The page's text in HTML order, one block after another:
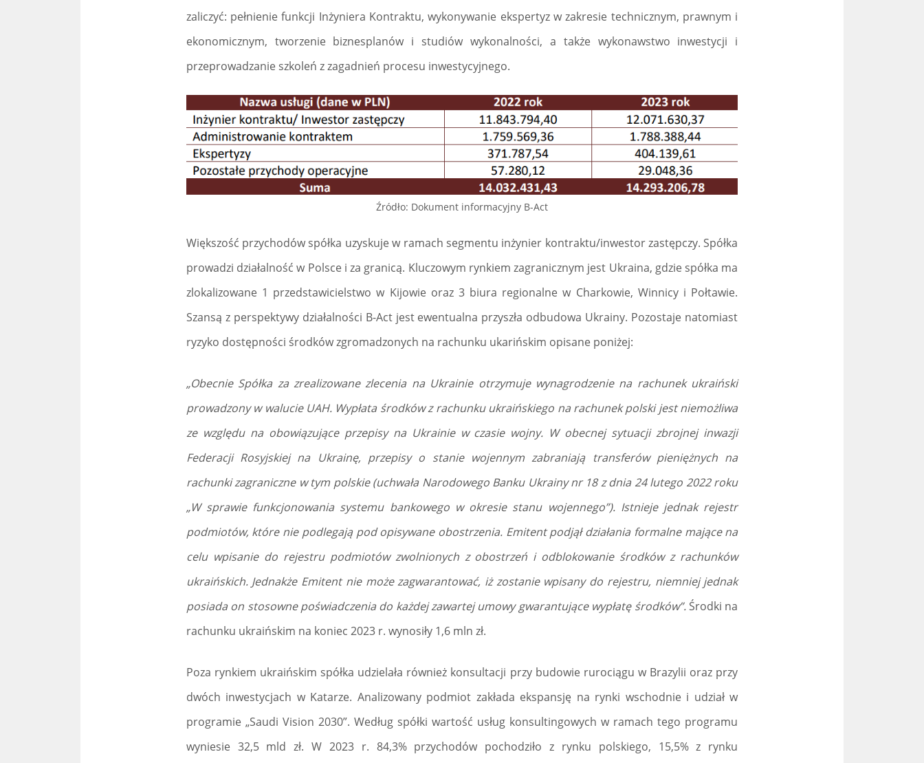
zaliczyć: pełnienie funkcji Inżyniera Kontraktu, wykonywanie ekspertyz w zakresie technicznym, prawnym i
ekonomicznym, tworzenie biznesplanów i studiów wykonalności, a także wykonawstwo inwestycji i
przeprowadzanie szkoleń z zagadnień procesu inwestycyjnego.
Źródło: Dokument informacyjny B-Act
Większość przychodów spółka uzyskuje w ramach segmentu inżynier kontraktu/inwestor zastępczy. Spółka
prowadzi działalność w Polsce i za granicą. Kluczowym rynkiem zagranicznym jest Ukraina, gdzie spółka ma
zlokalizowane 1 przedstawicielstwo w Kijowie oraz 3 biura regionalne w Charkowie, Winnicy i Połtawie.
Szansą z perspektywy działalności B-Act jest ewentualna przyszła odbudowa Ukrainy. Pozostaje natomiast
ryzyko dostępności środków zgromadzonych na rachunku ukarińskim opisane poniżej:
„Obecnie Spółka za zrealizowane zlecenia na Ukrainie otrzymuje wynagrodzenie na rachunek ukraiński
prowadzony w walucie UAH. Wypłata środków z rachunku ukraińskiego na rachunek polski jest niemożliwa
ze względu na obowiązujące przepisy na Ukrainie w czasie wojny. W obecnej sytuacji zbrojnej inwazji
Federacji Rosyjskiej na Ukrainę, przepisy o stanie wojennym zabraniają transferów pieniężnych na
rachunki zagraniczne w tym polskie (uchwała Narodowego Banku Ukrainy nr 18 z dnia 24 lutego 2022 roku
„W sprawie funkcjonowania systemu bankowego w okresie stanu wojennego”). Istnieje jednak rejestr
podmiotów, które nie podlegają pod opisywane obostrzenia. Emitent podjął działania formalne mające na
celu wpisanie do rejestru podmiotów zwolnionych z obostrzeń i odblokowanie środków z rachunków
ukraińskich. Jednakże Emitent nie może zagwarantować, iż zostanie wpisany do rejestru, niemniej jednak
posiada on stosowne poświadczenia do każdej zawartej umowy gwarantujące wypłatę środków”.Środki na
rachunku ukraińskim na koniec 2023 r. wynosiły 1,6 mln zł.
Poza rynkiem ukraińskim spółka udzielała również konsultacji przy budowie rurociągu w Brazylii oraz przy
dwóch inwestycjach w Katarze. Analizowany podmiot zakłada ekspansję na rynki wschodnie i udział w
programie „Saudi Vision 2030”. Według spółki wartość usług konsultingowych w ramach tego programu
wyniesie 32,5 mld zł. W 2023 r. 84,3% przychodów pochodziło z rynku polskiego, 15,5% z rynku